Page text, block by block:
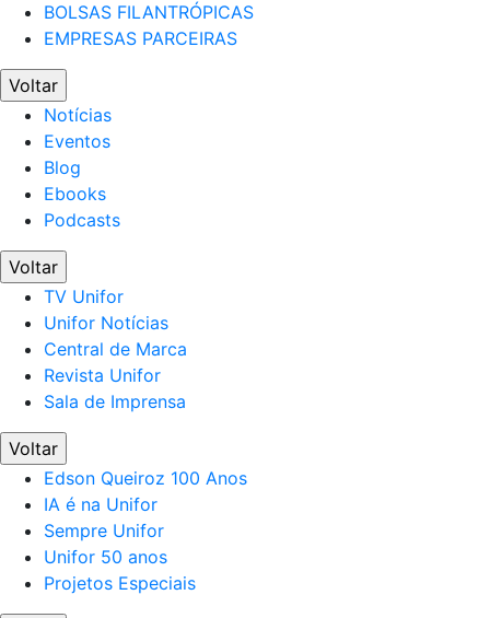
BOLSAS FILANTRÓPICAS
EMPRESAS PARCEIRAS
Voltar
Notícias
Eventos
Blog
Ebooks
Podcasts
Voltar
TV Unifor
Unifor Notícias
Central de Marca
Revista Unifor
Sala de Imprensa
Voltar
Edson Queiroz 100 Anos
IA é na Unifor
Sempre Unifor
Unifor 50 anos
Projetos Especiais